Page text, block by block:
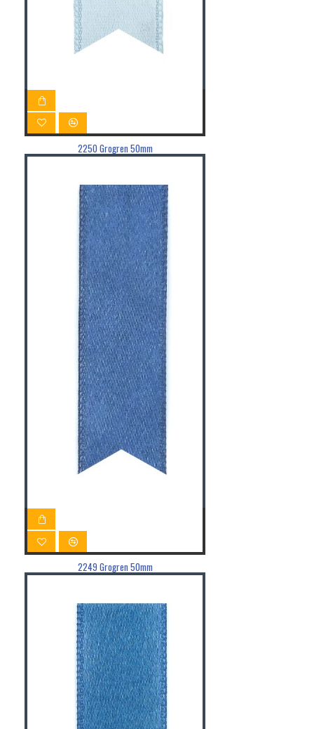
2250 Grogren 50mm
2249 Grogren 50mm